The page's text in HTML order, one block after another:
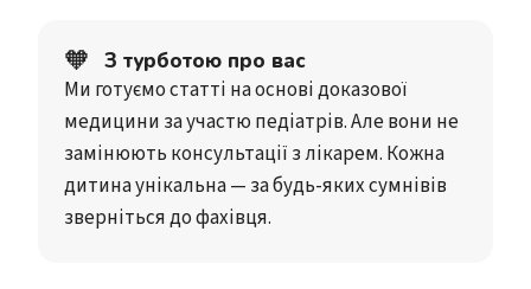
🧡 З турботою про вас
Ми готуємо статті на основі доказової
медицини за участю педіатрів. Але вони не
замінюють консультації з лікарем. Кожна
дитина унікальна — за будь-яких сумнівів
зверніться до фахівця.